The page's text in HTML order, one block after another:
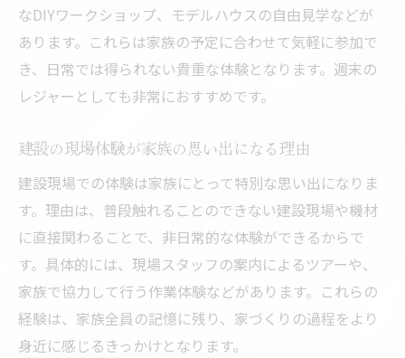
建設現場で味わう家づくりのリアルな魅力
建設現場見学で感じる家づくりの臨場感
建設プロセスを間近で体験する特別な時間
建設現場から得られる住まいづくりの知恵
家族で建設の現場を体感する楽しさとは
建設現場イベント参加で得られる具体的学
び
イベントを通じて信頼できる建設会社を見極め
る
建設イベントで会社選びのコツを学ぶ
なDIYワークショップ、モデルハウスの自由見学などが
あります。これらは家族の予定に合わせて気軽に参加で
き、日常では得られない貴重な体験となります。週末の
レジャーとしても非常におすすめです。
建設の現場体験が家族の思い出になる理由
建設現場での体験は家族にとって特別な思い出になりま
す。理由は、普段触れることのできない建設現場や機材
に直接関わることで、非日常的な体験ができるからで
す。具体的には、現場スタッフの案内によるツアーや、
家族で協力して行う作業体験などがあります。これらの
経験は、家族全員の記憶に残り、家づくりの過程をより
身近に感じるきっかけとなります。